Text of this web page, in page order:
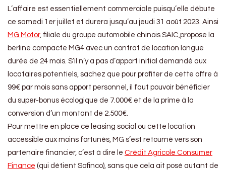
L’affaire est essentiellement commerciale puisqu’elle débute
ce samedi 1er juillet et durera jusqu’au jeudi 31 août 2023. Ainsi
MG Motor, filiale du groupe automobile chinois SAIC,propose la
berline compacte MG4 avec un contrat de location longue
durée de 24 mois. S’il n’y a pas d’apport initial demandé aux
locataires potentiels, sachez que pour profiter de cette offre à
99€ par mois sans apport personnel, il faut pouvoir bénéficier
du super-bonus écologique de 7.000€ et de la prime à la
conversion d’un montant de 2.500€.
Pour mettre en place ce leasing social ou cette location
accessible aux moins fortunés, MG s’est retourné vers son
partenaire financier, c’est à dire le Crédit Agricole Consumer
Finance (qui détient Sofinco), sans que cela ait posé autant de